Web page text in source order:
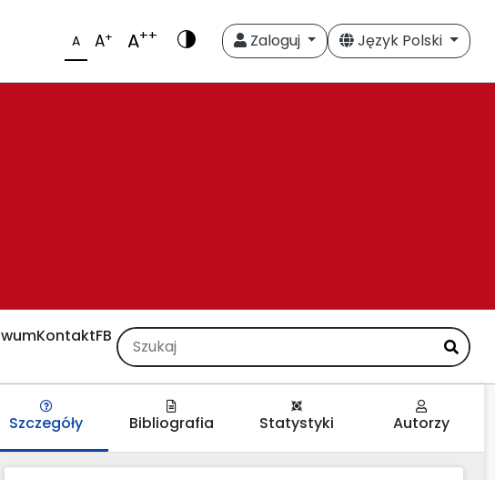
A A+ A++ Zaloguj Język Polski
KontaktFB
Szczegóły Bibliografia Statystyki Autorzy